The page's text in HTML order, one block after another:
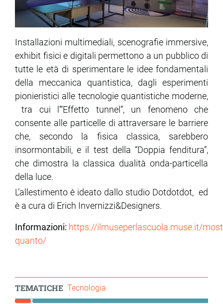
Installazioni multimediali, scenografie immersive,
exhibit fisici e digitali permettono a un pubblico di
tutte le età di sperimentare le idee fondamentali
della meccanica quantistica, dagli esperimenti
pionieristici alle tecnologie quantistiche moderne,
tra cui l’“Effetto tunnel”, un fenomeno che
consente alle particelle di attraversare le barriere
che, secondo la fisica classica, sarebbero
insormontabili, e il test della “Doppia fenditura”,
che dimostra la classica dualità onda-particella
della luce.
L’allestimento è ideato dallo studio Dotdotdot, ed
è a cura di Erich Invernizzi&Designers.
Informazioni: https://ilmuseperlascuola.muse.it/
quanto/
TEMATICHE Tecnologia